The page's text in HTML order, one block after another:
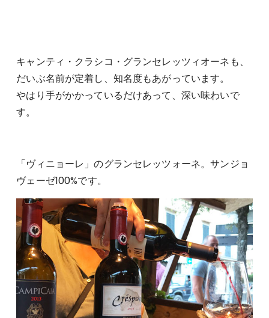
キャンティ・クラシコ・グランセレッツィオーネも、
だいぶ名前が定着し、知名度もあがっています。
やはり手がかかっているだけあって、深い味わいで
す。
「ヴィニョーレ」のグランセレッツォーネ。サンジョ
ヴェーゼ100%です。